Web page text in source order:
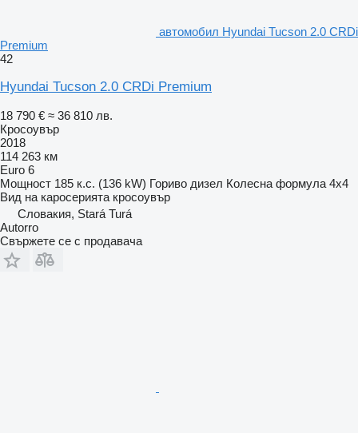
автомобил Hyundai Tucson 2.0 CRDi
Premium
42
Hyundai Tucson 2.0 CRDi Premium
18 790 € ≈ 36 810 лв.
Кросоувър
2018
114 263 км
Euro 6
Мощност 185 к.с. (136 kW) Гориво дизел Колесна формула 4x4
Вид на каросерията кросоувър
Словакия, Stará Turá
Autorro
Свържете се с продавача